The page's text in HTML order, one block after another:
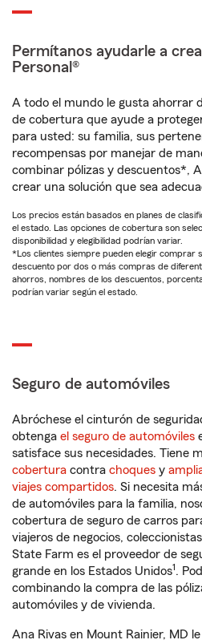
Permítanos ayudarle a
Personal®
A todo el mundo le gusta ahorrar
de cobertura que ayude a
para usted: su familia, sus
recompensas por manejar de
combinar pólizas y descuentos*,
crear una solución que sea
Los precios están basados en planes de
el estado. Las opciones de cobertura son
disponibilidad y elegibilidad podrían variar.
*Los clientes siempre pueden elegir comprar
descuento por dos o más compras de
ahorros, nombres de los descuentos,
podrían variar según el estado.
Seguro de automóviles
Abróchese el cinturón de
obtenga el seguro de automóviles
satisface sus necesidades. Tiene
cobertura contra choques y
viajes compartidos. Si necesita
de automóviles para la familia,
cobertura de seguro de carros
viajeros de negocios,
State Farm es el proveedor de
grande en los Estados Unidos1.
combinando la compra de las
automóviles y de vivienda.
Ana Rivas en Mount Rainier, MD